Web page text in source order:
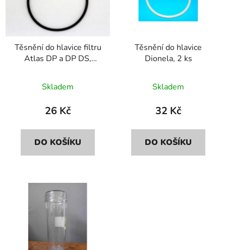
dr
Těsnění do hlavice filtru
Atlas DP a DP DS,
Skladem
26 Kč
DO KOŠÍKU
Těsnění do hlavice
Dionela, 2 ks
Skladem
32 Kč
DO KOŠÍKU